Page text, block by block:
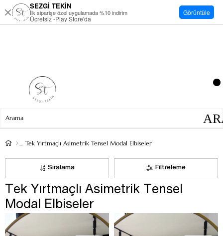
Tek Yırtmaçlı Asimetrik Tensel Modal Elbiseler
Filtreleme
Sıralama
Tek Yırtmaçlı Asimetrik Tensel
Modal Elbiseler
SEZGİ TEKİN
İlk siparişe özel uygulamada %10 indirim
Ücretsiz -Play Store'da
Görüntüle